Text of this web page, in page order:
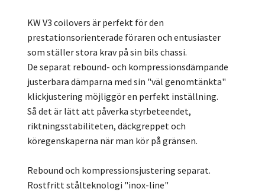
KW V3 coilovers är perfekt för den
prestationsorienterade föraren och entusiaster
som ställer stora krav på sin bils chassi.
De separat rebound- och kompressionsdämpande
justerbara dämparna med sin "väl genomtänkta"
klickjustering möjliggör en perfekt inställning.
Så det är lätt att påverka styrbeteendet,
riktningsstabiliteten, däckgreppet och
köregenskaperna när man kör på gränsen.
Rebound och kompressionsjustering separat.
Rostfritt stålteknologi "inox-line"